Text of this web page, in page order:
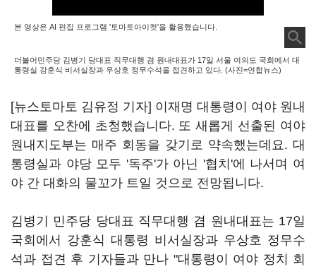
본 영상은 AI 편집 프로그램 '토마토아이컷'을 활용했습니다.
더불어민주당 김병기 당대표 직무대행 겸 원내대표가 17일 서울 여의도 국회에서 대
통령실 강훈식 비서실장과 우상호 정무수석을 접견하고 있다. (사진=연합뉴스)
[뉴스토마토 김유정 기자] 이재명 대통령이 여야 원내
대표를 오찬에 초청했습니다. 또 새롭게 선출된 여야
원내지도부는 매주 회동을 갖기로 약속했는데요. 대
통령실과 야당 모두 '독주'가 아닌 '협치'에 나서며 여
야 간 대화의 물꼬가 트일 것으로 전망됩니다.
김병기 민주당 당대표 직무대행 겸 원내대표는 17일
국회에서 강훈식 대통령 비서실장과 우상호 정무수
석과 접견 후 기자들과 만나 "대통령이 여야 정치 회